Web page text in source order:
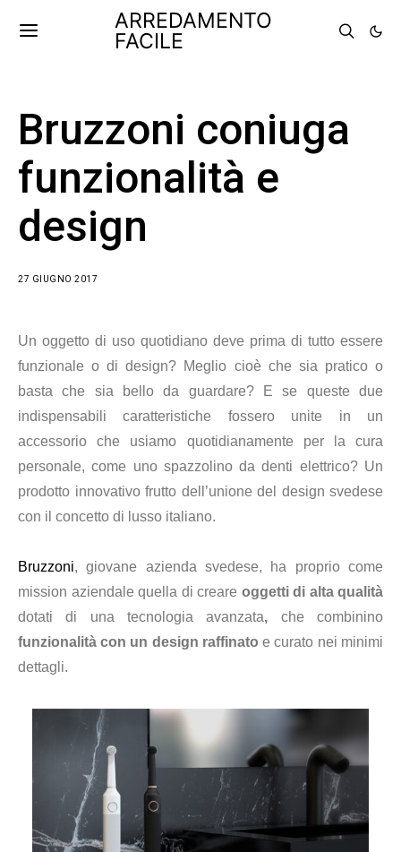
ARREDAMENTO
FACILE
Bruzzoni coniuga
funzionalità e
design
27 GIUGNO 2017
Un oggetto di uso quotidiano deve prima di tutto essere
funzionale o di design? Meglio cioè che sia pratico o
basta che sia bello da guardare? E se queste due
indispensabili caratteristiche fossero unite in un
accessorio che usiamo quotidianamente per la cura
personale, come uno spazzolino da denti elettrico? Un
prodotto innovativo frutto dell’unione del design svedese
con il concetto di lusso italiano.
Bruzzoni, giovane azienda svedese, ha proprio come
mission aziendale quella di creare oggetti di alta qualità
dotati di una tecnologia avanzata, che combinino
funzionalità con un design raffinato e curato nei minimi
dettagli.